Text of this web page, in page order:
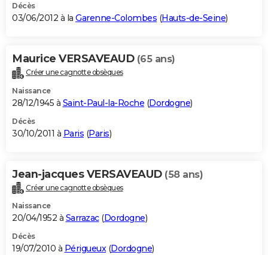
Décès
03/06/2012 à la Garenne-Colombes (Hauts-de-Seine)
Maurice VERSAVEAUD (65 ans)
Créer une cagnotte obsèques
Naissance
28/12/1945 à Saint-Paul-la-Roche (Dordogne)
Décès
30/10/2011 à Paris (Paris)
Jean-jacques VERSAVEAUD (58 ans)
Créer une cagnotte obsèques
Naissance
20/04/1952 à Sarrazac(Dordogne)
Décès
19/07/2010 à Périgueux(Dordogne)